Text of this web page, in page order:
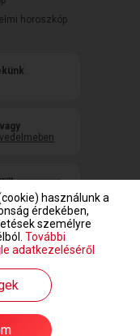
horoszkóp
Central Europe Zrt.
használunk a
érdekében,
személyre
További
adatkezeléséről